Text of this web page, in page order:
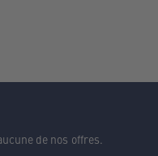
de nos offres.